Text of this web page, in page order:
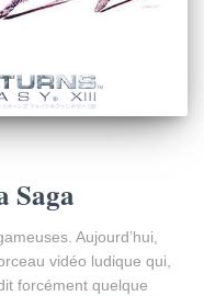
Saga
Aujourd’hui,
vidéo ludique qui,
forcément quelque